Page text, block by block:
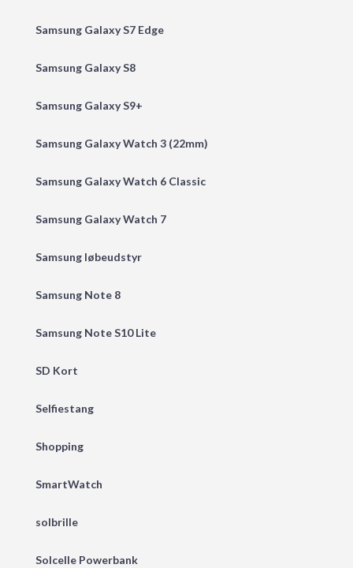
Samsung Galaxy S7 Edge
Samsung Galaxy S8
Samsung Galaxy S9+
Samsung Galaxy Watch 3 (22mm)
Samsung Galaxy Watch 6 Classic
Samsung Galaxy Watch 7
Samsung løbeudstyr
Samsung Note 8
Samsung Note S10 Lite
SD Kort
Selfiestang
Shopping
SmartWatch
solbrille
Solcelle Powerbank